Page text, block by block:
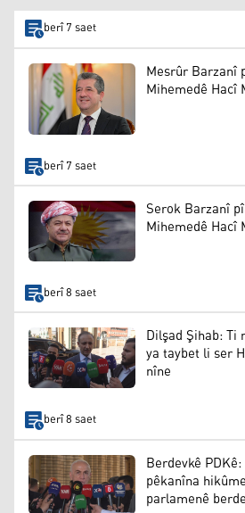
berî 7 saet
Mesrûr Barzanî
Mihemedê Hacî
berî 7 saet
Serok Barzanî
Mihemedê Hacî
berî 8 saet
Dilşad Şihab:
ya taybet li ser
nîne
berî 8 saet
Berdevkê
pêkanîna
parlamenê